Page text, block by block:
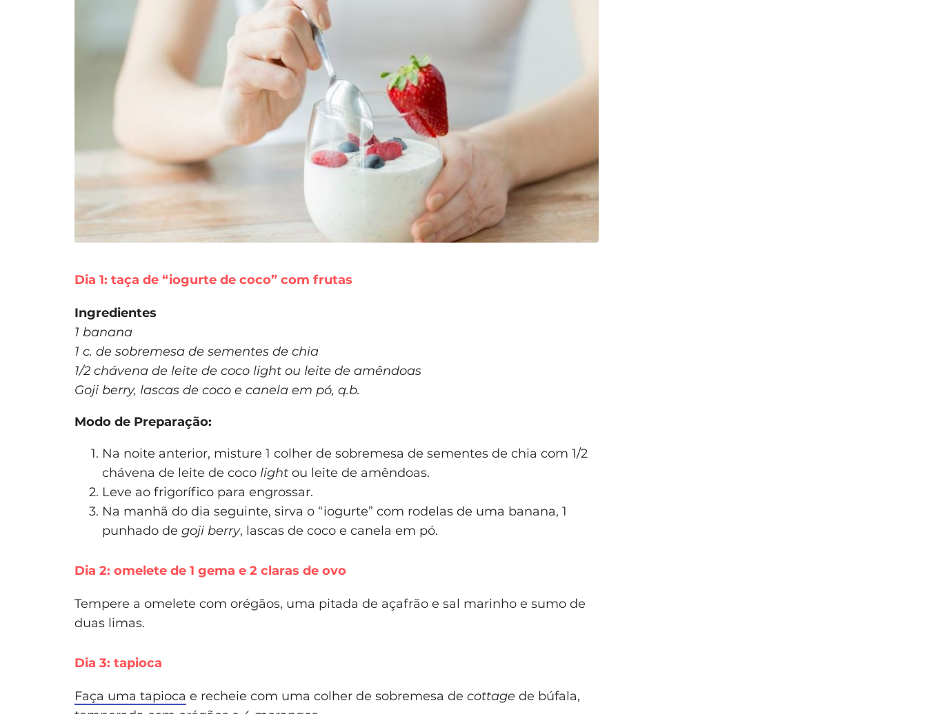
Dia 1: taça de “iogurte de coco” com frutas
Ingredientes
1 banana
1 c. de sobremesa de sementes de chia
1/2 chávena de leite de coco light ou leite de amêndoas
Goji berry, lascas de coco e canela em pó, q.b.
Modo de Preparação:
Na noite anterior, misture 1 colher de sobremesa de sementes de chia com 1/2
chávena de leite de coco light ou leite de amêndoas.
Leve ao frigorífico para engrossar.
Na manhã do dia seguinte, sirva o “iogurte” com rodelas de uma banana, 1
punhado de goji berry, lascas de coco e canela em pó.
Dia 2: omelete de 1 gema e 2 claras de ovo
Tempere a omelete com orégãos, uma pitada de açafrão e sal marinho e sumo de
duas limas.
Dia 3: tapioca
Faça uma tapioca e recheie com uma colher de sobremesa de cottage de búfala,